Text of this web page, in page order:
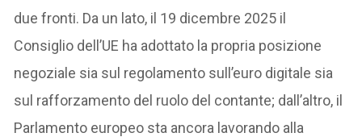
due fronti. Da un lato, il 19 dicembre 2025 il
Consiglio dell’UE ha adottato la propria posizione
negoziale sia sul regolamento sull’euro digitale sia
sul rafforzamento del ruolo del contante; dall’altro, il
Parlamento europeo sta ancora lavorando alla